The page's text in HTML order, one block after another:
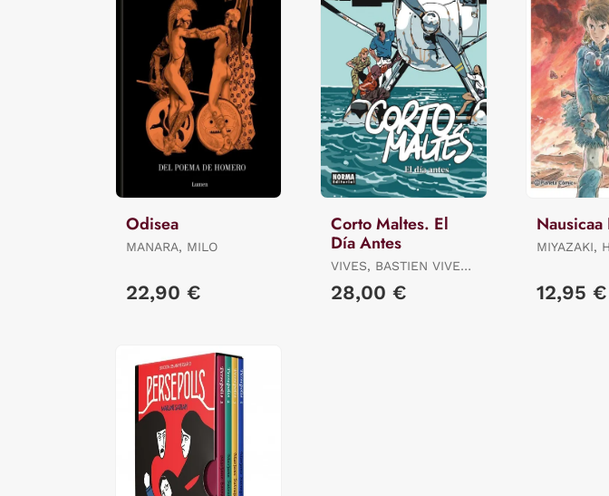
Odisea
MANARA, MILO
22,90 €
Corto Maltes. El
Día Antes
VIVES, BASTIEN VIVES
/ QUENEHEN, MARTIN
28,00 €
Nausicaa
MIYAZAKI,
12,95 €